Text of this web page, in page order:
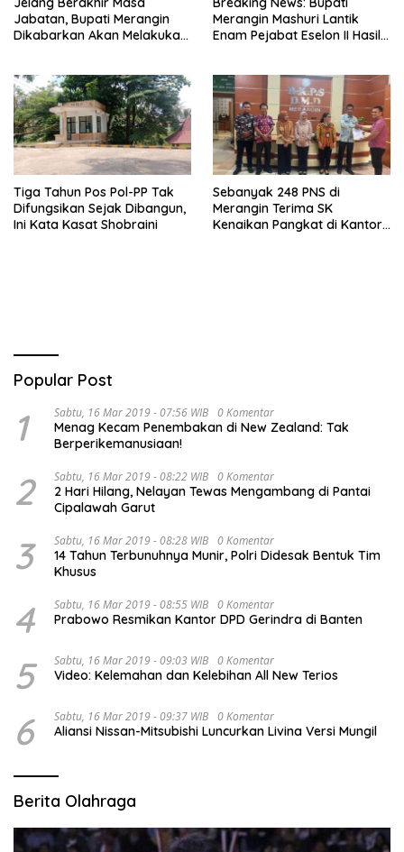
Jabatan, Bupati Merangin
Dikabarkan Akan Melakukan
Merangin Mashuri Lantik
Enam Pejabat Eselon II Hasil
Tiga Tahun Pos Pol-PP Tak
Difungsikan Sejak Dibangun,
Ini Kata Kasat Shobraini
Sebanyak 248 PNS di
Merangin Terima SK
Kenaikan Pangkat di Kantor
Popular Post
1 Sabtu, 16 Mar 2019 - 07:56 WIB 0 Komentar
Menag Kecam Penembakan di New Zealand: Tak
Berperikemanusiaan!
2 Sabtu, 16 Mar 2019 - 08:22 WIB 0 Komentar
2 Hari Hilang, Nelayan Tewas Mengambang di Pantai
Cipalawah Garut
3 Sabtu, 16 Mar 2019 - 08:28 WIB 0 Komentar
14 Tahun Terbunuhnya Munir, Polri Didesak Bentuk Tim
Khusus
4 Sabtu, 16 Mar 2019 - 08:55 WIB 0 Komentar
Prabowo Resmikan Kantor DPD Gerindra di Banten
5 Sabtu, 16 Mar 2019 - 09:03 WIB 0 Komentar
Video: Kelemahan dan Kelebihan All New Terios
6 Sabtu, 16 Mar 2019 - 09:37 WIB 0 Komentar
Aliansi Nissan-Mitsubishi Luncurkan Livina Versi Mungil
Berita Olahraga